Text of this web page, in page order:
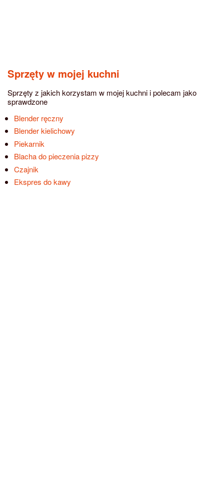
Sprzęty w mojej kuchni
Sprzęty z jakich korzystam w mojej kuchni i polecam jako
sprawdzone
Blender ręczny
Blender kielichowy
Piekarnik
Blacha do pieczenia pizzy
Czajnik
Ekspres do kawy